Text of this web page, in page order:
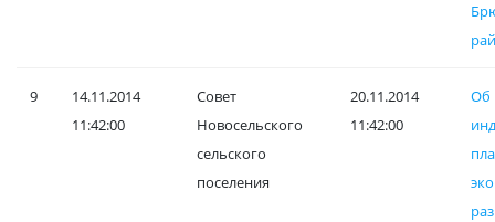
9
14.11.2014
11:42:00
Совет
Новосельского
сельского
поселения
20.11.2014
11:42:00
Об